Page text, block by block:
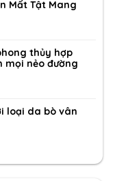
Mất Tật Mang
thủy hợp
mọi nẻo đường
loại da bò vân